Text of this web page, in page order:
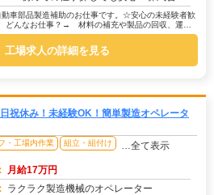
車部品製造補助のお仕事です。☆安心の未経験者歓
どんなお仕事？→ 材料の補充や製品の回収、運搬
工場求人の詳細を見る
祝休み！未経験OK！簡単製造オペレータ
・工場内作業 組立・組付け …全て表示
月給17万円
ラクラク製造機械のオペレーター